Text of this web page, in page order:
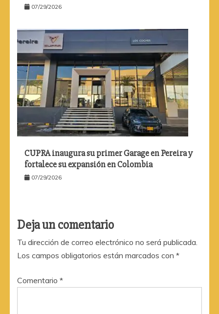
07/29/2026
CUPRA inaugura su primer Garage en Pereira y
fortalece su expansión en Colombia
07/29/2026
Deja un comentario
Tu dirección de correo electrónico no será publicada.
Los campos obligatorios están marcados con *
Comentario *